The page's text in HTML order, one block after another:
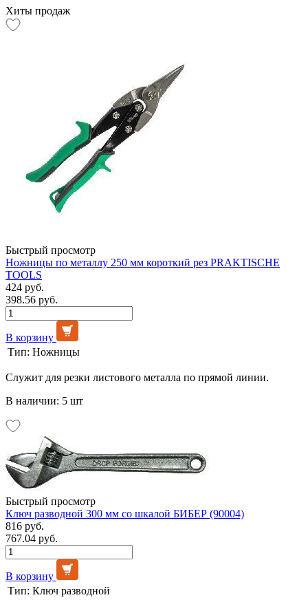
Хиты продаж
Быстрый просмотр
Ножницы по металлу 250 мм короткий рез PRAKTISCHE
TOOLS
424 руб.
398.56 руб.
В корзину
Тип: Ножницы
Служит для резки листового металла по прямой линии.
В наличии: 5 шт
Быстрый просмотр
Ключ разводной 300 мм со шкалой БИБЕР (90004)
816 руб.
767.04 руб.
В корзину
Тип: Ключ разводной